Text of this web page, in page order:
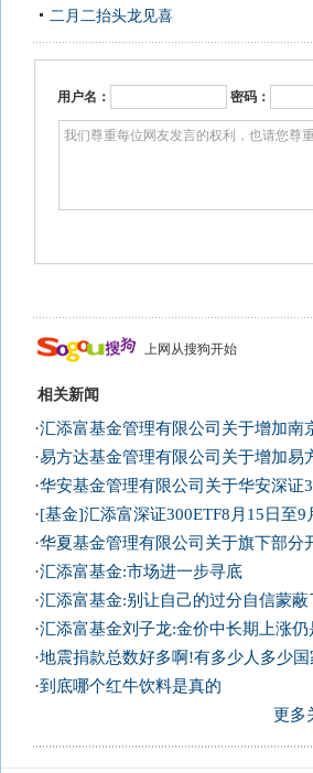
二月二抬头龙见喜
用户名： 密码：
上网从搜狗开始
相关新闻
·汇添富基金管理有限公司关于增加南
·易方达基金管理有限公司关于增加易
·华安基金管理有限公司关于华安深证
·[基金]汇添富深证300ETF8月15日至9
·华夏基金管理有限公司关于旗下部分
·汇添富基金:市场进一步寻底
·汇添富基金:别让自己的过分自信蒙蔽
·汇添富基金刘子龙:金价中长期上涨
·地震捐款总数好多啊!有多少人多少国
·到底哪个红牛饮料是真的
更多